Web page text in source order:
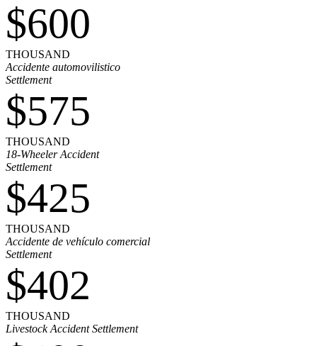
$600
THOUSAND
Accidente automovilistico
Settlement
$575
THOUSAND
18-Wheeler Accident
Settlement
$425
THOUSAND
Accidente de vehículo comercial
Settlement
$402
THOUSAND
Livestock Accident Settlement